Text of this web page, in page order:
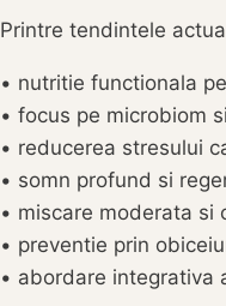
Printre tendintele
• nutritie functionala
• focus pe microbiom
• reducerea stresului
• somn profund si
• miscare moderata si
• preventie prin
• abordare integrativa